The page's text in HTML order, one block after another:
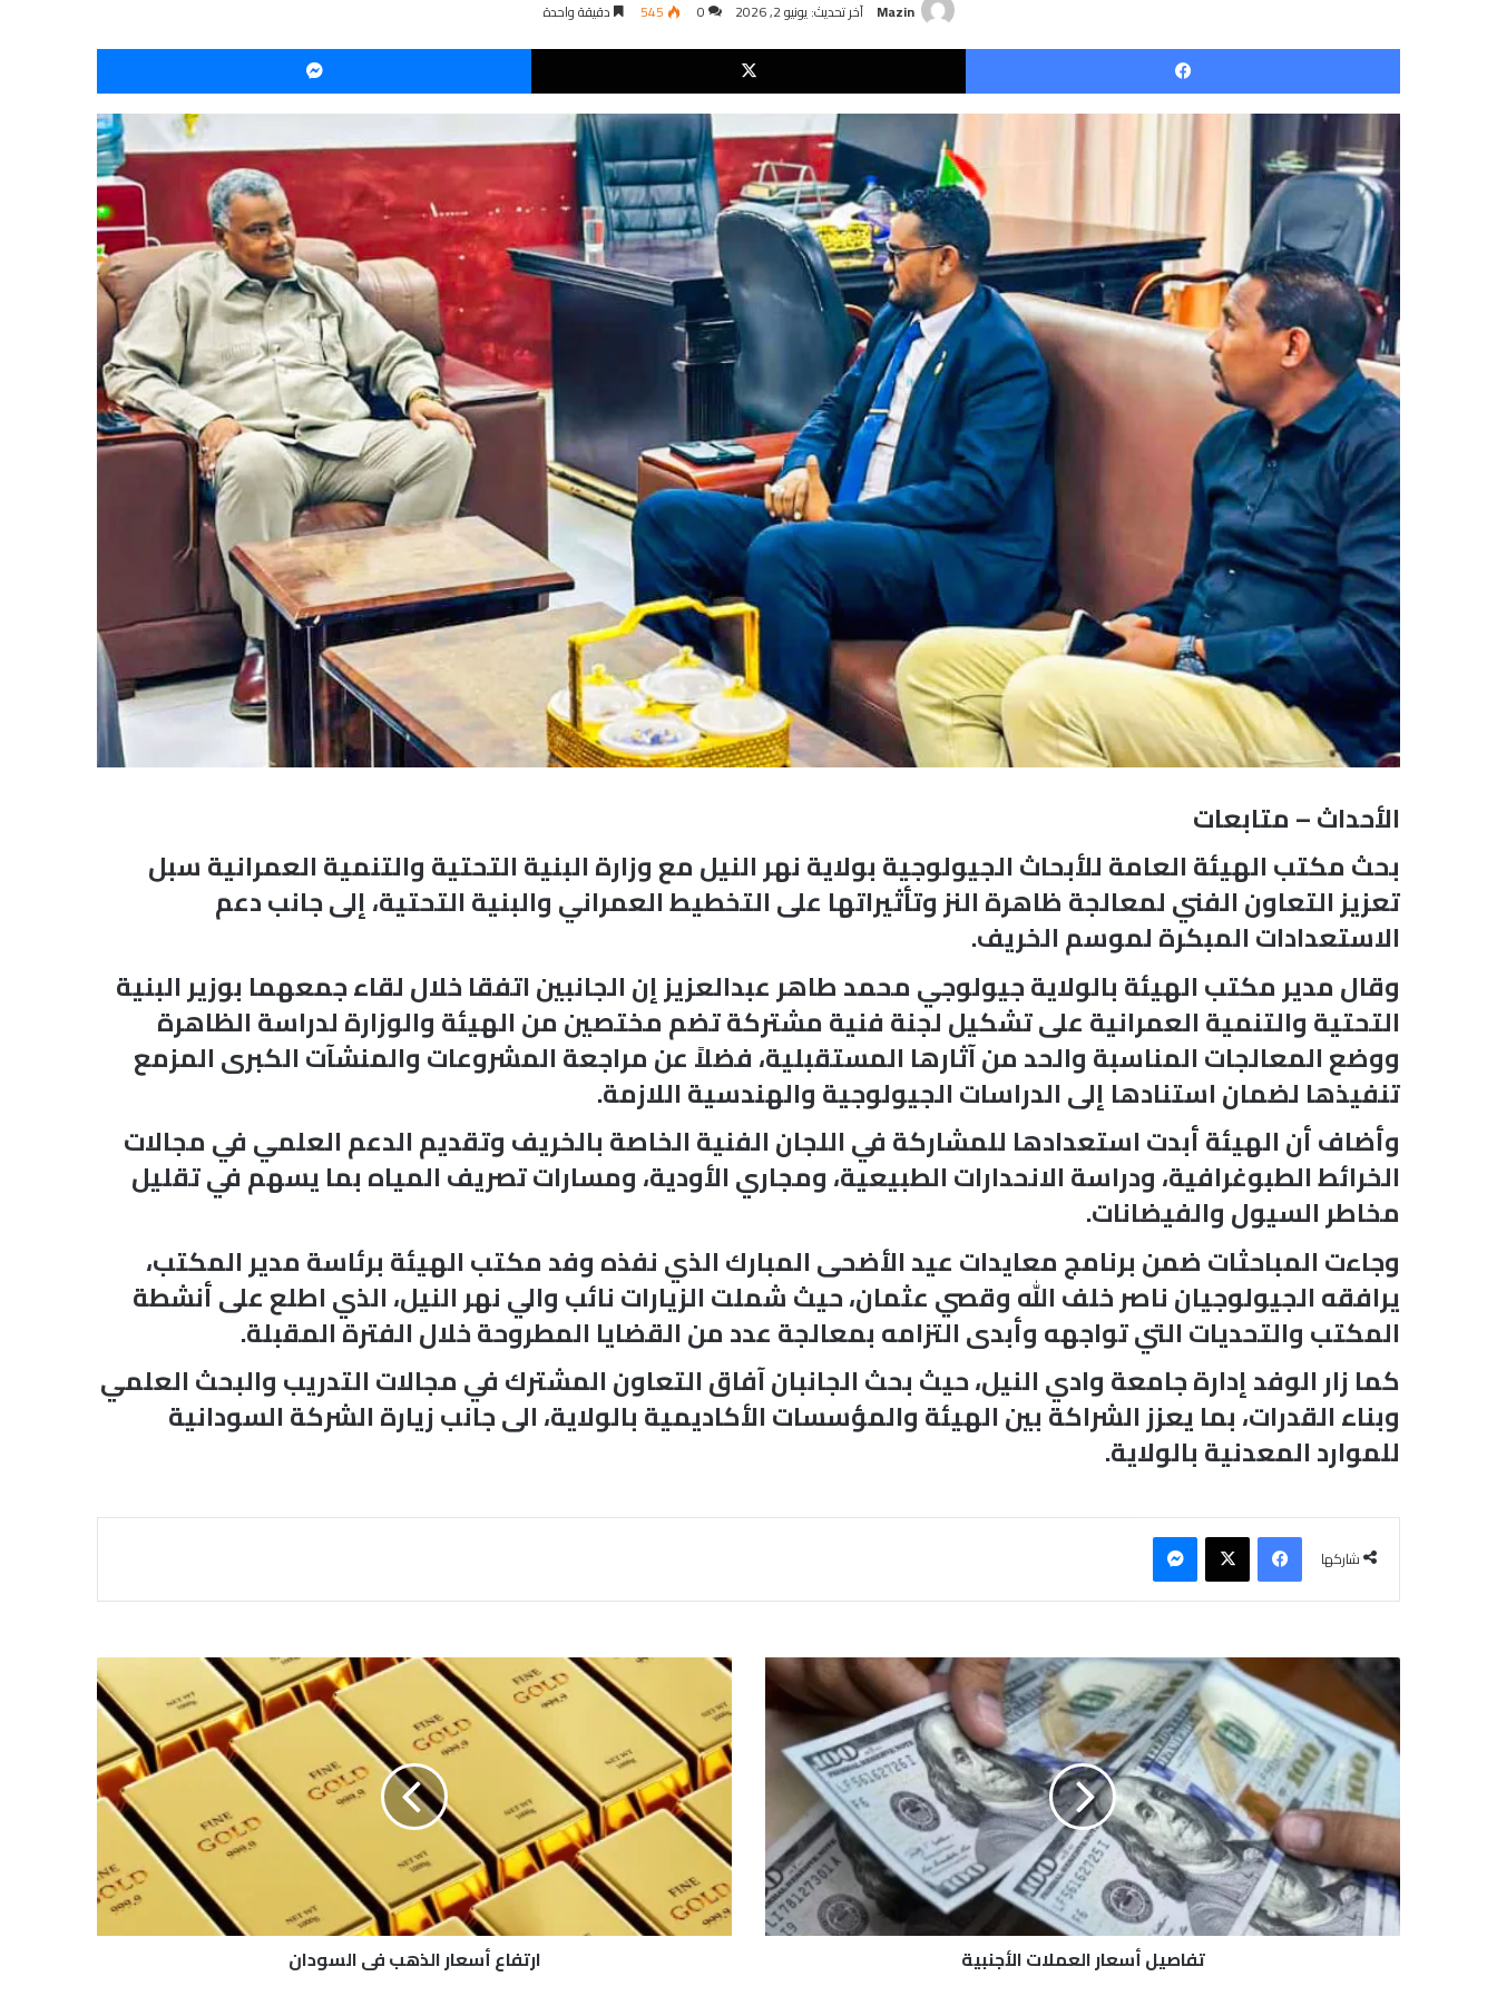
Mazin آخر تحديث: يونيو 2, 2026 0
545 دقيقة واحدة
فيسبوك ‫X
الأحداث – متابعات
بحث مكتب الهيئة العامة للأبحاث الجيولوجية بولاية نهر النيل مع وزارة البنية التحتية والتنمية العمرانية سبل
تعزيز التعاون الفني لمعالجة ظاهرة النز وتأثيراتها على التخطيط العمراني والبنية التحتية، إلى جانب دعم
الاستعدادات المبكرة لموسم الخريف.
وقال مدير مكتب الهيئة بالولاية جيولوجي محمد طاهر عبدالعزيز إن الجانبين اتفقا خلال لقاء جمعهما بوزير البنية
التحتية والتنمية العمرانية على تشكيل لجنة فنية مشتركة تضم مختصين من الهيئة والوزارة لدراسة الظاهرة
ووضع المعالجات المناسبة والحد من آثارها المستقبلية، فضلاً عن مراجعة المشروعات والمنشآت الكبرى المزمع
تنفيذها لضمان استنادها إلى الدراسات الجيولوجية والهندسية اللازمة.
وأضاف أن الهيئة أبدت استعدادها للمشاركة في اللجان الفنية الخاصة بالخريف وتقديم الدعم العلمي في مجالات
الخرائط الطبوغرافية، ودراسة الانحدارات الطبيعية، ومجاري الأودية، ومسارات تصريف المياه بما يسهم في تقليل
مخاطر السيول والفيضانات.
وجاءت المباحثات ضمن برنامج معايدات عيد الأضحى المبارك الذي نفذه وفد مكتب الهيئة برئاسة مدير المكتب،
يرافقه الجيولوجيان ناصر خلف الله وقصي عثمان، حيث شملت الزيارات نائب والي نهر النيل، الذي اطلع على أنشطة
المكتب والتحديات التي تواجهه وأبدى التزامه بمعالجة عدد من القضايا المطروحة خلال الفترة المقبلة.
كما زار الوفد إدارة جامعة وادي النيل، حيث بحث الجانبان آفاق التعاون المشترك في مجالات التدريب والبحث العلمي
وبناء القدرات، بما يعزز الشراكة بين الهيئة والمؤسسات الأكاديمية بالولاية، الى جانب زيارة الشركة السودانية
للموارد المعدنية بالولاية.
شاركها
فيسبوك
ت
ا
ص
ي
ع
ا
ر
ا
تفاصيل أسعار العملات الأجنبية
ا
ت
ف
ا
ع
س
ع
ا
ر
ارتفاع أسعار الذهب في السودان